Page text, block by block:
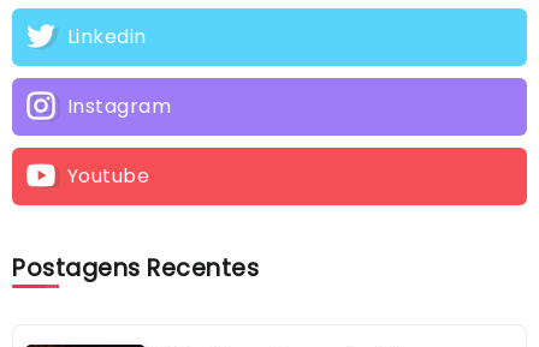
Linkedin
Instagram
Youtube
Postagens Recentes